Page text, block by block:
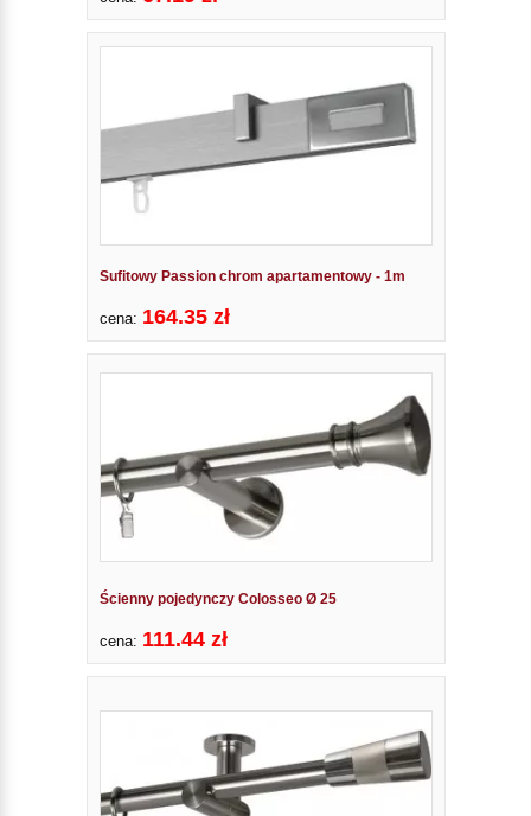
Sufitowy Passion chrom apartamentowy - 1m
cena: 164.35 zł
Ścienny pojedynczy Colosseo Ø 25
cena: 111.44 zł